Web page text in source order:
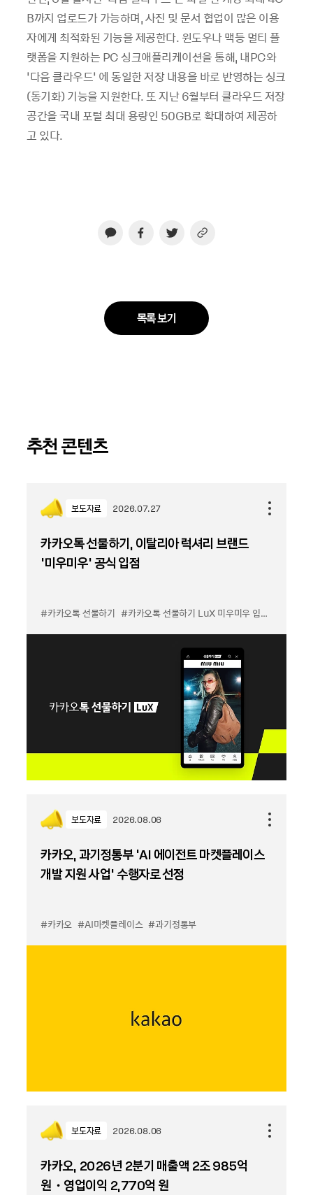
B까지 업로드가 가능하며, 사진 및 문서 협업이 많은 이용
자에게 최적화된 기능을 제공한다. 윈도우나 맥등 멀티 플
랫폼을 지원하는 PC 싱크애플리케이션을 통해, 내PC와
‘다음 클라우드’ 에 동일한 저장 내용을 바로 반영하는 싱크
(동기화) 기능을 지원한다. 또 지난 6월부터 클라우드 저장
공간을 국내 포털 최대 용량인 50GB로 확대하여 제공하
고 있다.
목록 보기
추천 콘텐츠
보도자료 2026.07.27
카카오톡 선물하기, 이탈리아 럭셔리 브랜드
'미우미우' 공식 입점
#카카오톡 선물하기 #카카오톡 선물하기 LuX 미우미우 입점
보도자료 2026.08.06
카카오, 과기정통부 ‘AI 에이전트 마켓플레이스
개발 지원 사업’ 수행자로 선정
#카카오 #AI마켓플레이스 #과기정통부
보도자료 2026.08.06
카카오, 2026년 2분기 매출액 2조 985억
원・영업이익 2,770억 원